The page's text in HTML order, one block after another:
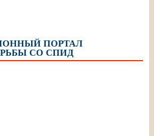
ПОРТАЛ
СО СПИД